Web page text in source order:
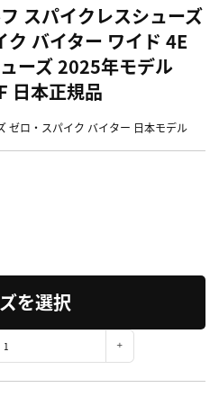
スパイクレスシューズ
バイター ワイド 4E
ーズ 2025年モデル
日本正規品
ゼロ・スパイク バイター 日本モデル
を選択